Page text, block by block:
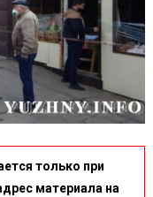
только при
материала на